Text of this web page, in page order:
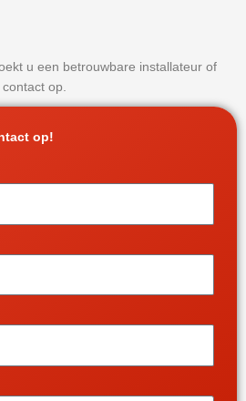
u een betrouwbare installateur of
op.
op!